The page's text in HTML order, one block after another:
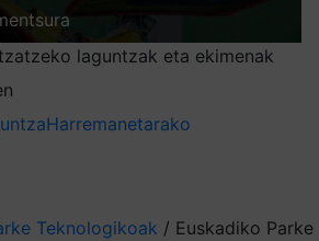
laguntzak eta ekimenak
Harremanetarako
Teknologikoak / Euskadiko Parke